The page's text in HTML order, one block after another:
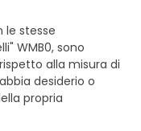
le stesse
WMB0, sono
alla misura di
desiderio o
propria